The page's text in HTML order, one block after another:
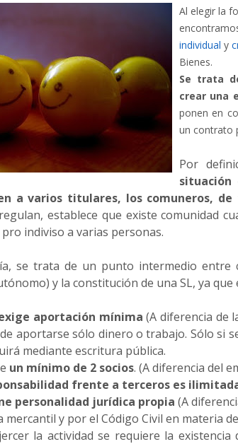
Al elegir la
individual y
Bienes.
Se trata
crear una
ponen en
un contrato
Por
a varios titulares, los comuneros,
establece que existe comunidad
indiviso a varias personas.
se trata de un punto intermedio entre
y la constitución de una SL, ya que
aportación mínima (A diferencia de
aportarse sólo dinero o trabajo. Sólo si
mediante escritura pública.
un mínimo de 2 socios. (A diferencia del
frente a terceros es
personalidad jurídica propia (A
mercantil y por el Código Civil en materia
la actividad se requiere la existencia